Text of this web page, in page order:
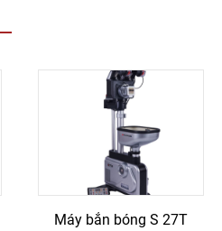
Máy bắn bóng S 27T